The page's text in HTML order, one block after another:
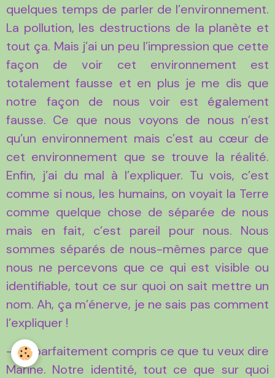
quelques temps de parler de l’environnement.
La pollution, les destructions de la planète et
tout ça. Mais j’ai un peu l’impression que cette
façon de voir cet environnement est
totalement fausse et en plus je me dis que
notre façon de nous voir est également
fausse. Ce que nous voyons de nous n’est
qu’un environnement mais c’est au cœur de
cet environnement que se trouve la réalité.
Enfin, j’ai du mal à l’expliquer. Tu vois, c’est
comme si nous, les humains, on voyait la Terre
comme quelque chose de séparée de nous
mais en fait, c’est pareil pour nous. Nous
sommes séparés de nous-mêmes parce que
nous ne percevons que ce qui est visible ou
identifiable, tout ce sur quoi on sait mettre un
nom. Ah, ça m’énerve, je ne sais pas comment
l’expliquer !
-J’ai parfaitement compris ce que tu veux dire
Marine. Notre identité, tout ce que sur quoi